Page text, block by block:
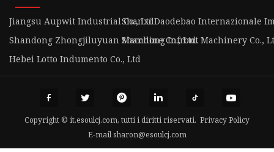
Jiangsu Aupwit Industrial Co., LtdShanxi Daodebao Internazionale
Shandong Zhongjiluyuan Macchine Co., Ltd.
Shandong Infront Machinery Co.,
Hebei Lotto Indumento Co., Ltd
Copyright © it.esoulcj.com, tutti i diritti riservati. Privacy Policy
E-mail sharon@esoulcj.com